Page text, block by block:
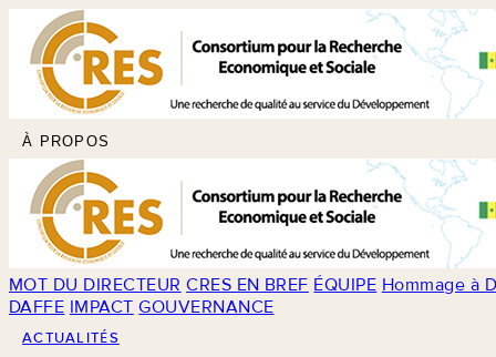
À PROPOS
MOT DU DIRECTEUR CRES EN BREF ÉQUIPE Hommage à
DAFFE IMPACT GOUVERNANCE
ACTUALITÉS